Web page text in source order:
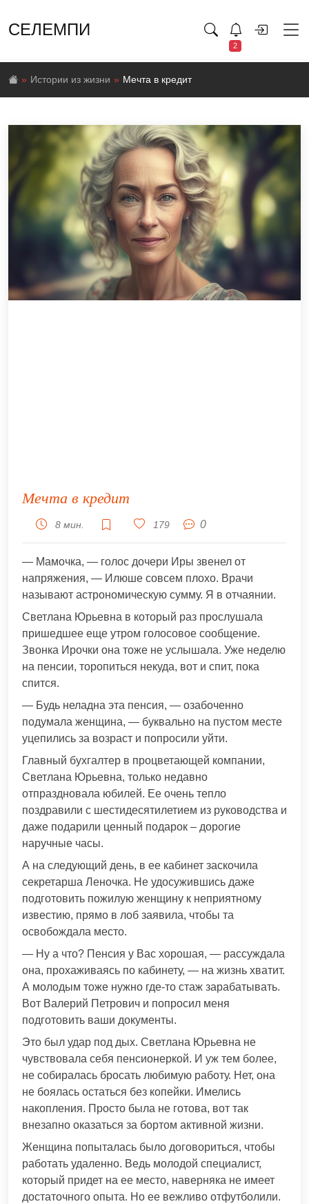
СЕЛЕМПИ
2
Истории из жизни Мечта в кредит
Мечта в кредит
8 мин. 179 0
— Мамочка, — голос дочери Иры звенел от
напряжения, — Илюше совсем плохо. Врачи
называют астрономическую сумму. Я в отчаянии.
Светлана Юрьевна в который раз прослушала
пришедшее еще утром голосовое сообщение.
Звонка Ирочки она тоже не услышала. Уже неделю
на пенсии, торопиться некуда, вот и спит, пока
спится.
— Будь неладна эта пенсия, — озабоченно
подумала женщина, — буквально на пустом месте
уцепились за возраст и попросили уйти.
Главный бухгалтер в процветающей компании,
Светлана Юрьевна, только недавно
отпраздновала юбилей. Ее очень тепло
поздравили с шестидесятилетием из руководства и
даже подарили ценный подарок – дорогие
наручные часы.
А на следующий день, в ее кабинет заскочила
секретарша Леночка. Не удосужившись даже
подготовить пожилую женщину к неприятному
известию, прямо в лоб заявила, чтобы та
освобождала место.
— Ну а что? Пенсия у Вас хорошая, — рассуждала
она, прохаживаясь по кабинету, — на жизнь хватит.
А молодым тоже нужно где-то стаж зарабатывать.
Вот Валерий Петрович и попросил меня
подготовить ваши документы.
Это был удар под дых. Светлана Юрьевна не
чувствовала себя пенсионеркой. И уж тем более,
не собиралась бросать любимую работу. Нет, она
не боялась остаться без копейки. Имелись
накопления. Просто была не готова, вот так
внезапно оказаться за бортом активной жизни.
Женщина попыталась было договориться, чтобы
работать удаленно. Ведь молодой специалист,
который придет на ее место, наверняка не имеет
достаточного опыта. Но ее вежливо отфутболили.